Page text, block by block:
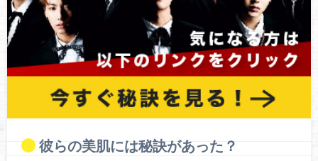
彼らの美肌には秘訣があった？